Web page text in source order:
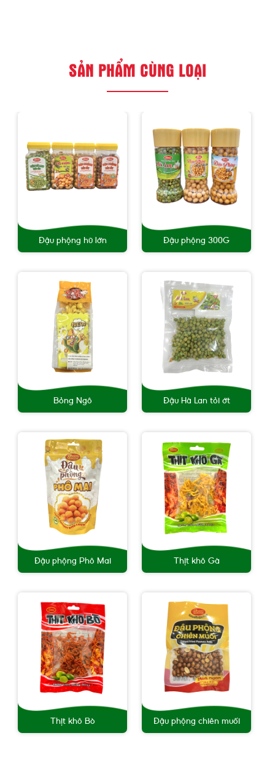
SẢN PHẨM CÙNG LOẠI
Đậu phộng hũ lớn Đậu phộng 300G
Bỏng Ngô Đậu Hà Lan tỏi ớt
Đậu phộng Phô Mai Thịt khô Gà
Thịt khô Bò Đậu phộng chiên muối